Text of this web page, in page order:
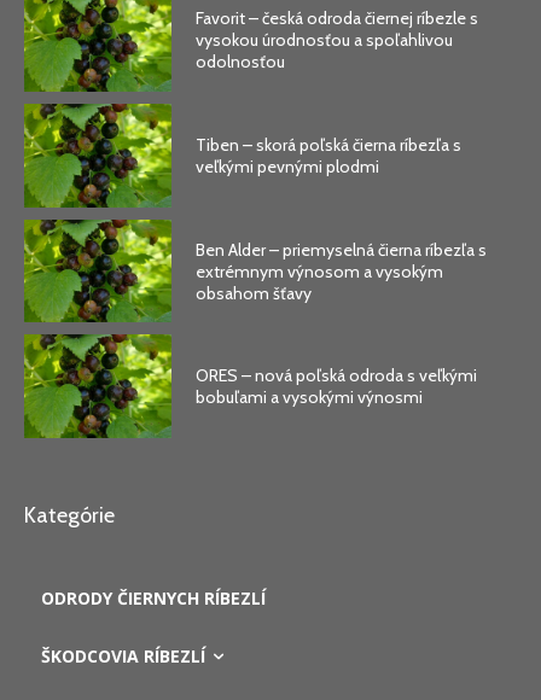
Favorit – česká odroda čiernej ríbezle s
vysokou úrodnosťou a spoľahlivou
odolnosťou
Tiben – skorá poľská čierna ríbezľa s
veľkými pevnými plodmi
Ben Alder – priemyselná čierna ríbezľa s
extrémnym výnosom a vysokým
obsahom šťavy
ORES – nová poľská odroda s veľkými
bobuľami a vysokými výnosmi
Kategórie
ODRODY ČIERNYCH RÍBEZLÍ
ŠKODCOVIA RÍBEZLÍ